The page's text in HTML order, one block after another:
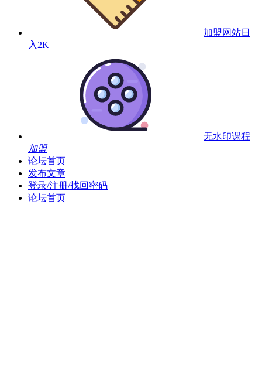
加盟网站日
入2K
无水印课程
加盟
论坛首页
发布文章
登录/注册/找回密码
论坛首页